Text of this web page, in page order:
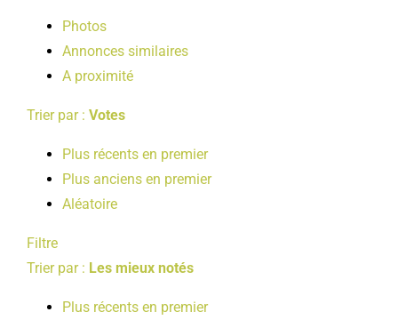
LOISIRS
PUBLICATIONS
Photos
Annonces similaires
A proximité
Trier par : Votes
Plus récents en premier
Plus anciens en premier
Aléatoire
Filtre
Trier par : Les mieux notés
Plus récents en premier